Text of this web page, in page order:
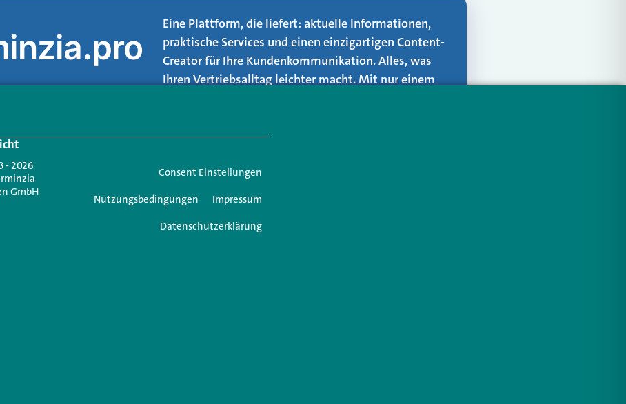
Eine Plattform, die liefert: aktuelle Informationen,
praktische Services und einen einzigartigen Content-
Creator für Ihre Kundenkommunikation. Alles, was
Ihren Vertriebsalltag leichter macht. Mit nur einem
einen Kommentar
veröffentlicht.
- 2026
GmbH
Consent Einstellungen
Nutzungsbedingungen
Impressum
Datenschutzerklärung